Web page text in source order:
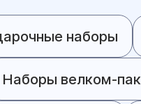
наборы
Наборы велком-пак